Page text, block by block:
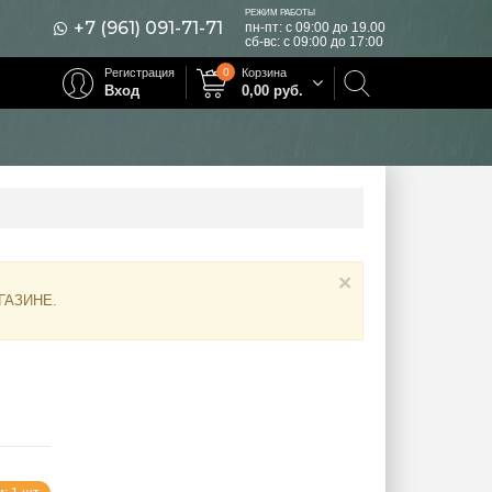
+7 (961) 091-71-71
РЕЖИМ РАБОТЫ
пн-пт: с 09:00 до 19.00
сб-вс: с 09:00 до 17:00
Корзина
0,00 руб.
0
Регистрация
Вход
.
×